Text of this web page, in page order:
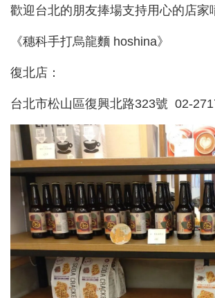
歡迎台北的朋友捧場支持用心的店家
《穗科手打烏龍麵 hoshina》
復北店：
台北市松山區復興北路323號 02-